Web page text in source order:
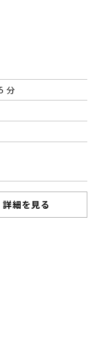
介
分
詳細を見る